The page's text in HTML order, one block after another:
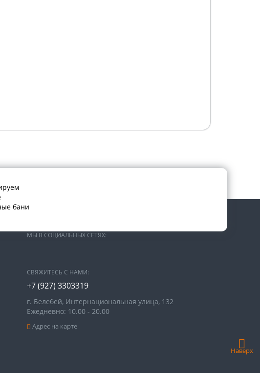
Наверх
МЫ В СОЦИАЛЬНЫХ СЕТЯХ:
СВЯЖИТЕСЬ С НАМИ:
+7 (927) 3303319
г. Белебей, Интернациональная улица, 132
Ежедневно: 10.00 - 20.00
Адрес на карте